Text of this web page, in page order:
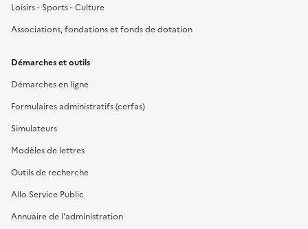
Loisirs - Sports - Culture
Associations, fondations et fonds de dotation
Démarches et outils
Démarches en ligne
Formulaires administratifs (cerfas)
Simulateurs
Modèles de lettres
Outils de recherche
Allo Service Public
Annuaire de l'administration